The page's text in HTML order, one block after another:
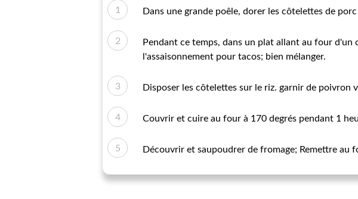
Dans une grande poêle, dorer les côtelettes de
Pendant ce temps, dans un plat allant au four d'un
l'assaisonnement pour tacos; bien mélanger.
Disposer les côtelettes sur le riz. garnir de poivron
Couvrir et cuire au four à 170 degrés pendant 1
Découvrir et saupoudrer de fromage; Remettre au